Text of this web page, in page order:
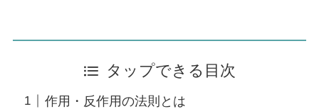
タップできる目次
作用・反作用の法則とは